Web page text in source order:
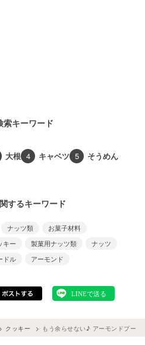
索キーワード
大根 4 キャベツ 5 そうめん
するキーワード
ナッツ類
お菓子材料
キー 製菓用ナッツ類
ナッツ
ドル
アーモンド
クッキー もう余らせない♪ アーモンドプー